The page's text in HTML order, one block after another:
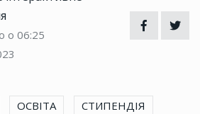
о 06:25
ОСВІТА СТИПЕНДІЯ